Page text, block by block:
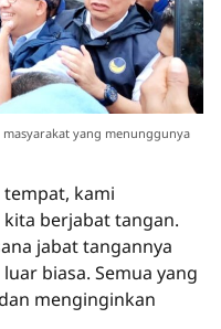
yang menunggunya
tempat, kami
berjabat tangan.
jabat tangannya
biasa. Semua yang
menginginkan